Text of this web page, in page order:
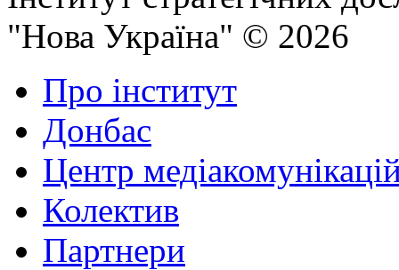
"Нова Україна" © 2026
Про інститут
Донбас
Центр
Колектив
Партнери